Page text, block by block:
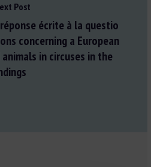
Post
écrite à la questio
concerning a European
in circuses in the